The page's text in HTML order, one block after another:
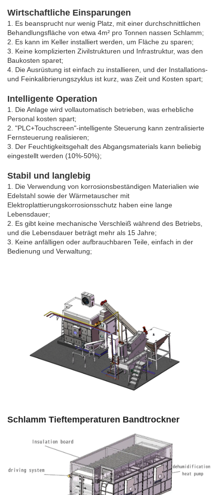
Wirtschaftliche Einsparungen
1. Es beansprucht nur wenig Platz, mit einer durchschnittlichen
Behandlungsfläche von etwa 4m² pro Tonnen nassen Schlamm;
2. Es kann im Keller installiert werden, um Fläche zu sparen;
3. Keine komplizierten Zivilstrukturen und Infrastruktur, was den
Baukosten sparet;
4. Die Ausrüstung ist einfach zu installieren, und der Installations-
und Feinkalibrierungszyklus ist kurz, was Zeit und Kosten spart;
Intelligente Operation
1. Die Anlage wird vollautomatisch betrieben, was erhebliche
Personal kosten spart;
2. "PLC+Touchscreen"-intelligente Steuerung kann zentralisierte
Fernsteuerung realisieren;
3. Der Feuchtigkeitsgehalt des Abgangsmaterials kann beliebig
eingestellt werden (10%-50%);
Stabil und langlebig
1. Die Verwendung von korrosionsbeständigen Materialien wie
Edelstahl sowie der Wärmetauscher mit
Elektroplattierungskorrosionsschutz haben eine lange
Lebensdauer;
2. Es gibt keine mechanische Verschleiß während des Betriebs,
und die Lebensdauer beträgt mehr als 15 Jahre;
3. Keine anfälligen oder aufbrauchbaren Teile, einfach in der
Bedienung und Verwaltung;
Schlamm Tieftemperaturen Bandtrockner